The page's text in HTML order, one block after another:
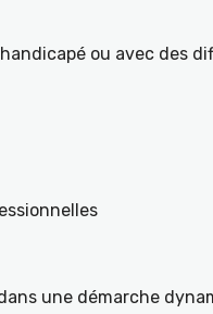
ou avec des
une démarche